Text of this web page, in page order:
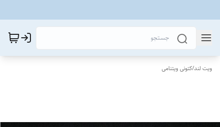
ویت لند/کتونی ویتنامی